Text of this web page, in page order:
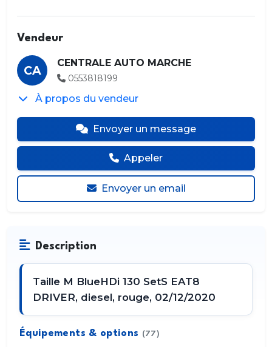
Vendeur
CA
CENTRALE AUTO MARCHE
0553818199
À propos du vendeur
Envoyer un message
Appeler
Envoyer un email
Description
Taille M BlueHDi 130 SetS EAT8
DRIVER, diesel, rouge, 02/12/2020
Équipements & options (77)